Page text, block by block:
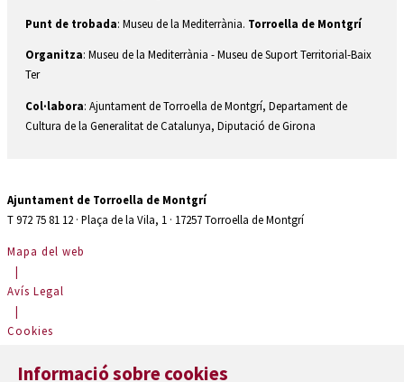
Punt de trobada: Museu de la Mediterrània. Torroella de Montgrí
Organitza: Museu de la Mediterrània - Museu de Suport Territorial-Baix
Ter
Col·labora: Ajuntament de Torroella de Montgrí, Departament de
Cultura de la Generalitat de Catalunya, Diputació de Girona
Ajuntament de Torroella de Montgrí
T 972 75 81 12 · Plaça de la Vila, 1 · 17257 Torroella de Montgrí
Mapa del web
|
Avís Legal
|
Cookies
Contactar
Informació sobre cookies